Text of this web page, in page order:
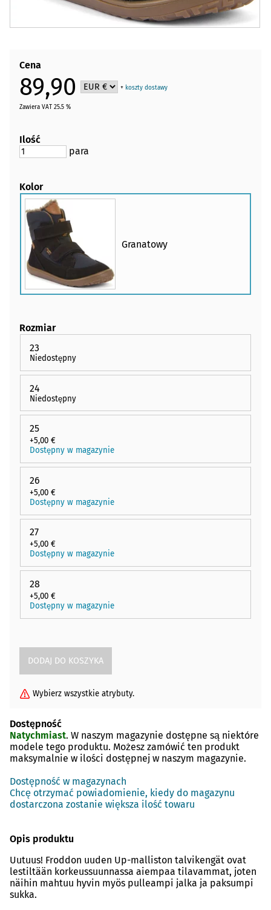
Cena
89,90 + koszty dostawy
Zawiera VAT 25.5 %
Ilość
para
Kolor
Granatowy
Rozmiar
23
Niedostępny
24
Niedostępny
25
+5,00 €
Dostępny w magazynie
26
+5,00 €
Dostępny w magazynie
27
+5,00 €
Dostępny w magazynie
28
+5,00 €
Dostępny w magazynie
Wybierz wszystkie atrybuty.
Dostępność
Natychmiast. W naszym magazynie dostępne są niektóre
modele tego produktu. Możesz zamówić ten produkt
maksymalnie w ilości dostępnej w naszym magazynie.
Dostępność w magazynach
Chcę otrzymać powiadomienie, kiedy do magazynu
dostarczona zostanie większa ilość towaru
Opis produktu
Uutuus! Froddon uuden Up-malliston talvikengät ovat
lestiltään korkeussuunnassa aiempaa tilavammat, joten
näihin mahtuu hyvin myös pulleampi jalka ja paksumpi
sukka.